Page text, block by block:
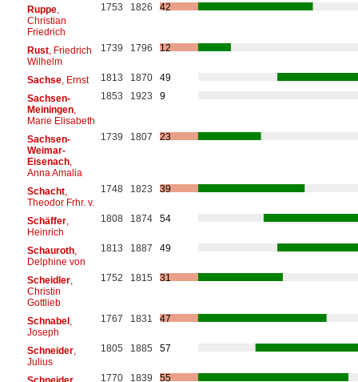
Ruppe,
Christian
Friedrich
1753 1826 42
Rust, Friedrich
Wilhelm
1739 1796 12
Sachse, Ernst 1813 1870
49
Sachsen-
Meiningen,
Marie Elisabeth
1853 1923 9
Sachsen-
Weimar-
Eisenach,
Anna Amalia
1739 1807 23
Schacht,
Theodor Frhr. v.
1748 1823 39
Schäffer,
Heinrich
1808 1874 54
Schauroth,
Delphine von
1813 1887 49
Scheidler,
Christin
Gottlieb
1752 1815 31
Schnabel,
Joseph
1767 1831 47
Schneider,
Julius
1805 1885 57
1770 1839 55